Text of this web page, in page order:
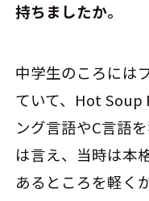
持ちましたか。
中学生のころには
ていて、Hot Soup
ング言語やC言語
は言え、当時は本
あるところを軽く